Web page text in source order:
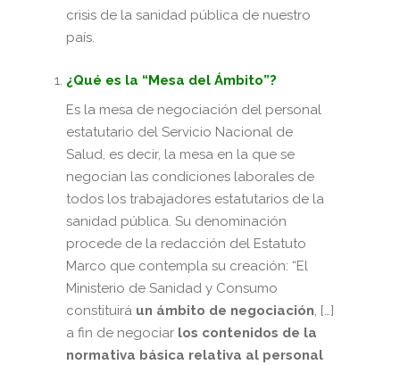
crisis de la sanidad pública de nuestro
país.
¿Qué es la “Mesa del Ámbito”?
Es la mesa de negociación del personal
estatutario del Servicio Nacional de
Salud, es decir, la mesa en la que se
negocian las condiciones laborales de
todos los trabajadores estatutarios de la
sanidad pública. Su denominación
procede de la redacción del Estatuto
Marco que contempla su creación: “El
Ministerio de Sanidad y Consumo
constituirá un ámbito de negociación, […]
a fin de negociar los contenidos de la
normativa básica relativa al personal